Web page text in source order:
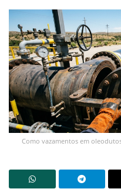
Como vazamentos em